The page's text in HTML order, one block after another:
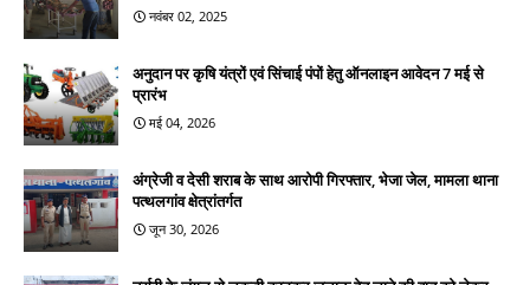
नवंबर 02, 2025
अनुदान पर कृषि यंत्रों एवं सिंचाई पंपों हेतु ऑनलाइन आवेदन 7 मई से
प्रारंभ
मई 04, 2026
अंग्रेजी व देसी शराब के साथ आरोपी गिरफ्तार, भेजा जेल, मामला थाना
पत्थलगांव क्षेत्रांतर्गत
जून 30, 2026